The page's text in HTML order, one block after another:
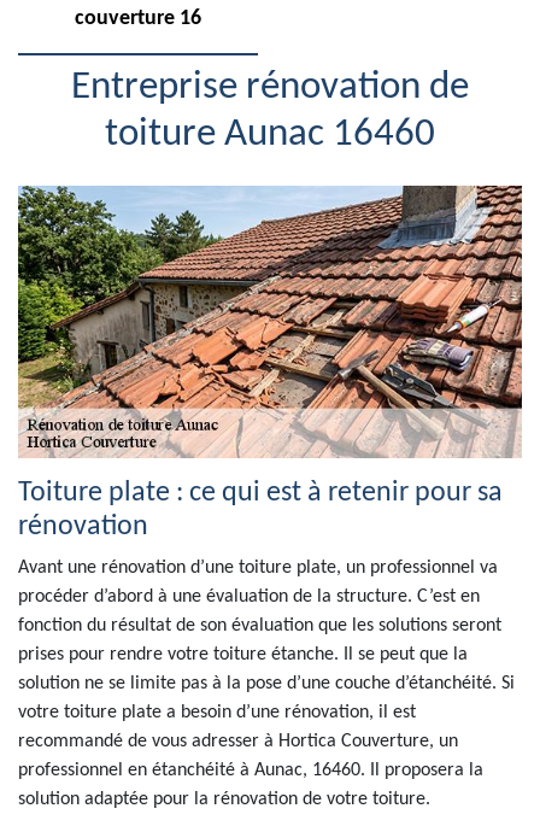
couverture 16
Entreprise rénovation de
toiture Aunac 16460
Toiture plate : ce qui est à retenir pour sa
rénovation
Avant une rénovation d’une toiture plate, un professionnel va
procéder d’abord à une évaluation de la structure. C’est en
fonction du résultat de son évaluation que les solutions seront
prises pour rendre votre toiture étanche. Il se peut que la
solution ne se limite pas à la pose d’une couche d’étanchéité. Si
votre toiture plate a besoin d’une rénovation, il est
recommandé de vous adresser à Hortica Couverture, un
professionnel en étanchéité à Aunac, 16460. Il proposera la
solution adaptée pour la rénovation de votre toiture.